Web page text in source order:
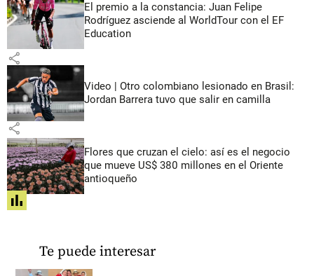
El premio a la constancia: Juan Felipe
Rodríguez asciende al WorldTour con el EF
Education
share
Video | Otro colombiano lesionado en Brasil:
Jordan Barrera tuvo que salir en camilla
share
Flores que cruzan el cielo: así es el negocio
que mueve US$ 380 millones en el Oriente
antioqueño
share
Te puede interesar